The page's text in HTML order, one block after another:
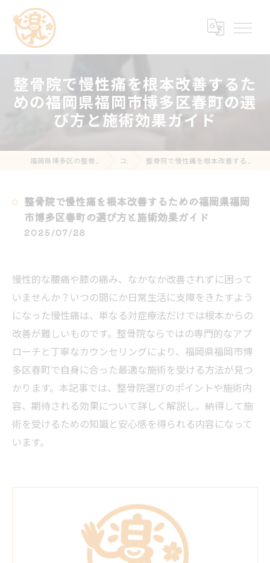
整骨院で慢性痛を根本改善するた
めの福岡県福岡市博多区春町の選
び方と施術効果ガイド
コラム 整骨院で慢性痛を根本改善するための福岡県福岡市博多区春町の選び方と施術効果ガイド
整骨院で慢性痛を根本改善するための福岡県福岡
市博多区春町の選び方と施術効果ガイド
2025/07/28
慢性的な腰痛や膝の痛み、なかなか改善されずに困って
いませんか？いつの間にか日常生活に支障をきたすよう
になった慢性痛は、単なる対症療法だけでは根本からの
改善が難しいものです。整骨院ならではの専門的なアプ
ローチと丁寧なカウンセリングにより、福岡県福岡市博
多区春町で自身に合った最適な施術を受ける方法が見つ
かります。本記事では、整骨院選びのポイントや施術内
容、期待される効果について詳しく解説し、納得して施
術を受けるための知識と安心感を得られる内容になって
います。